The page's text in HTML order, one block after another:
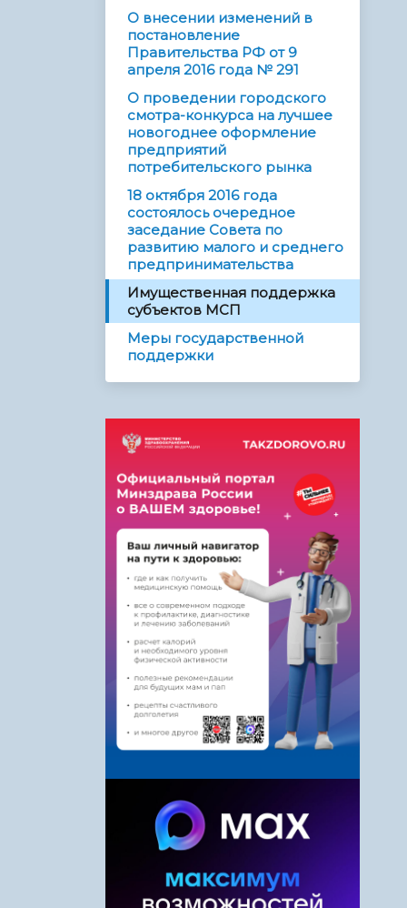
О внесении изменений в
постановление
Правительства РФ от 9
апреля 2016 года № 291
О проведении городского
смотра-конкурса на лучшее
новогоднее оформление
предприятий
потребительского рынка
18 октября 2016 года
состоялось очередное
заседание Совета по
развитию малого и среднего
предпринимательства
Имущественная поддержка
субъектов МСП
Меры государственной
поддержки